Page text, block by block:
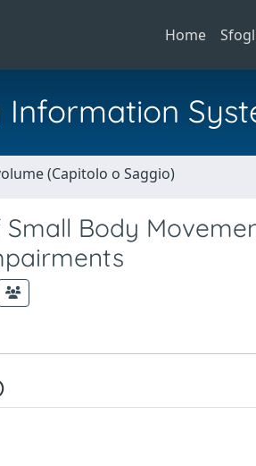
Home
Information
(Capitolo o Saggio)
Body